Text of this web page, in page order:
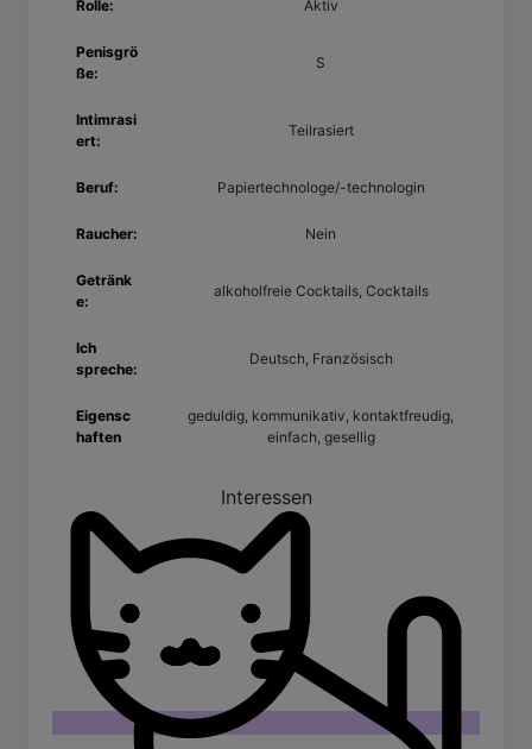
Rolle: Aktiv
Penisgrö
ße:
S
Intimrasi
ert:
Teilrasiert
Beruf: Papiertechnologe/-technologin
Raucher: Nein
Getränk
e:
alkoholfreie Cocktails, Cocktails
Ich
spreche:
Deutsch, Französisch
Eigensc
haften
geduldig, kommunikativ, kontaktfreudig,
einfach, gesellig
Interessen